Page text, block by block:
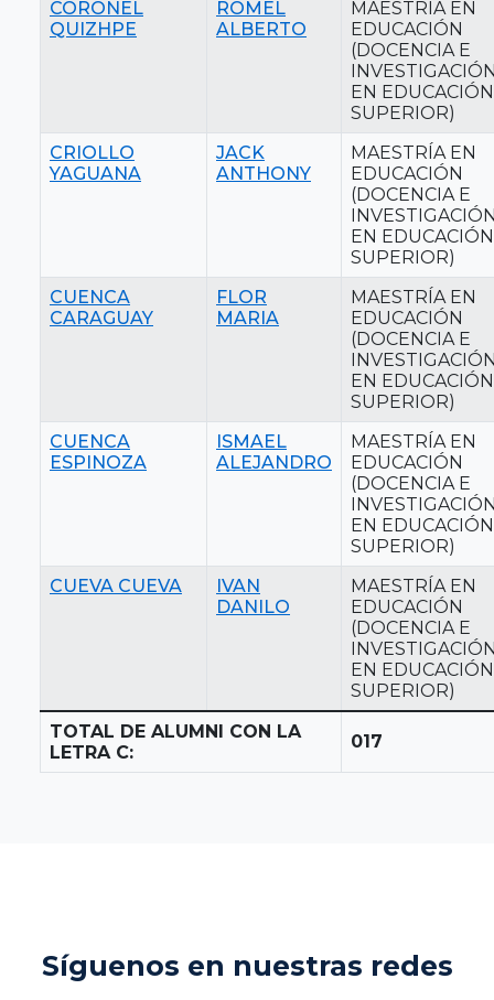
CORONEL
QUIZHPE
ROMEL
ALBERTO
MAESTRÍA EN
EDUCACIÓN
(DOCENCIA E
EN EDUCACIÓN
SUPERIOR)
CRIOLLO
YAGUANA
JACK
ANTHONY
MAESTRÍA EN
EDUCACIÓN
(DOCENCIA E
EN EDUCACIÓN
SUPERIOR)
CUENCA
CARAGUAY
FLOR
MARIA
MAESTRÍA EN
EDUCACIÓN
(DOCENCIA E
EN EDUCACIÓN
SUPERIOR)
CUENCA
ESPINOZA
ISMAEL
ALEJANDRO
MAESTRÍA EN
EDUCACIÓN
(DOCENCIA E
EN EDUCACIÓN
SUPERIOR)
CUEVA CUEVA
IVAN
DANILO
MAESTRÍA EN
EDUCACIÓN
(DOCENCIA E
EN EDUCACIÓN
SUPERIOR)
TOTAL DE ALUMNI CON LA
LETRA C:
017
Síguenos en nuestras redes